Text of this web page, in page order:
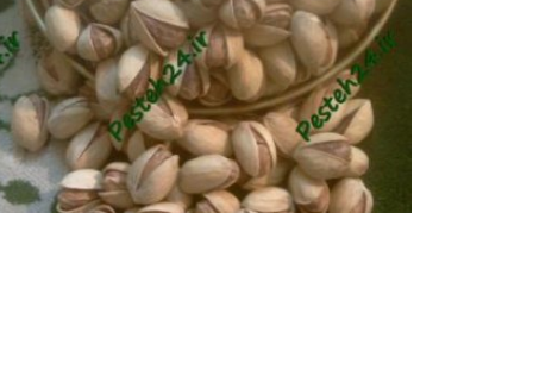
پسته آب خندان و مکانیک خندان،آلودگی و
آبخندان و مکانیک خندان،...